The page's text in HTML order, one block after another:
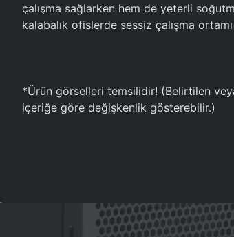
çalışma sağlarken hem de yeterli
kalabalık ofislerde sessiz çalışma
*Ürün görselleri temsilidir! (Belirtilen
içeriğe göre değişkenlik gösterebilir.)